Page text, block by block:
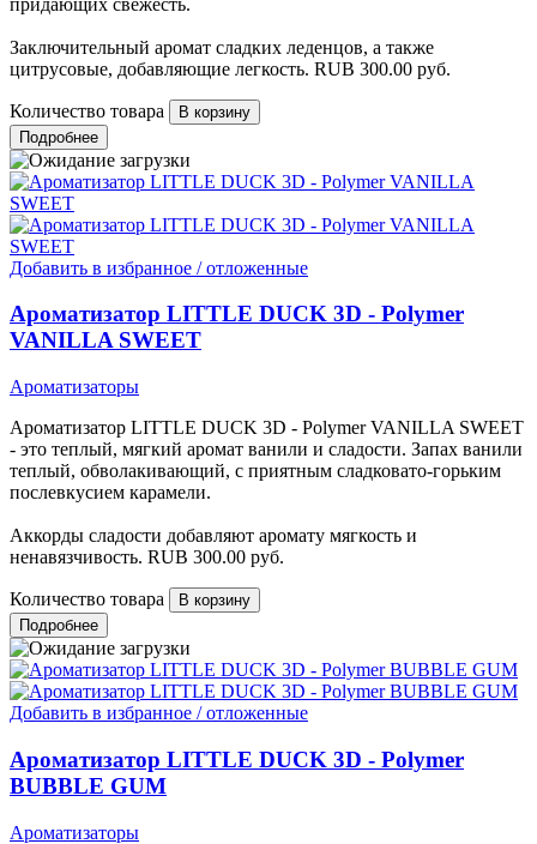
Заключительный аромат сладких леденцов, а также
цитрусовые, добавляющие легкость. RUB 300.00 руб.
Количество товара
Подробнее
Добавить в избранное / отложенные
Ароматизатор LITTLE DUCK 3D - Polymer
VANILLA SWEET
Ароматизаторы
Ароматизатор LITTLE DUCK 3D - Polymer VANILLA SWEET
- это теплый, мягкий аромат ванили и сладости. Запах ванили
теплый, обволакивающий, с приятным сладковато-горьким
послевкусием карамели.
Аккорды сладости добавляют аромату мягкость и
ненавязчивость. RUB 300.00 руб.
Количество товара
Подробнее
Добавить в избранное / отложенные
Ароматизатор LITTLE DUCK 3D - Polymer
BUBBLE GUM
Ароматизаторы